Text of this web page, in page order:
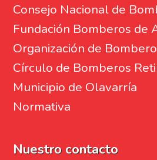
Consejo Nacional de
Fundación Bomberos de
Organización de
Círculo de Bomberos
Municipio de Olavarría
Normativa
Nuestro contacto